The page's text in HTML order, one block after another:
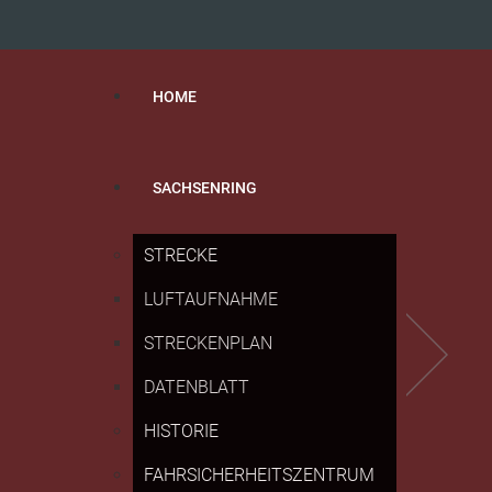
HOME
SACHSENRING
STRECKE
LUFTAUFNAHME
STRECKENPLAN
DATENBLATT
HISTORIE
FAHRSICHERHEITSZENTRUM